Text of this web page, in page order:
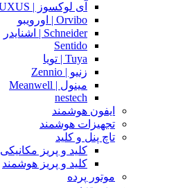
آی لوکسوز | I LUXUS
Orvibo | اورویبو
Schneider | اشنایدر
Sentido
Tuya | تویا
زنیو | Zennio
مینول | Meanwell
nestech
ایفون هوشمند
تجهیزات هوشمند
تاچ پنل و کلید
کلید و پریز مکانیکی
کلید و پریز هوشمند
موتور پرده